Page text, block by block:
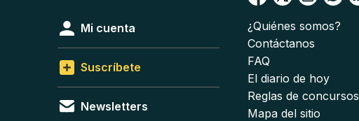
Mi cuenta
Suscríbete
Newsletters
¿Quiénes somos?
Contáctanos
FAQ
El diario de hoy
Reglas de concursos
Mapa del sitio